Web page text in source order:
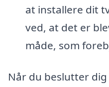
at installere dit
ved, at det er
måde, som
Når du beslutter